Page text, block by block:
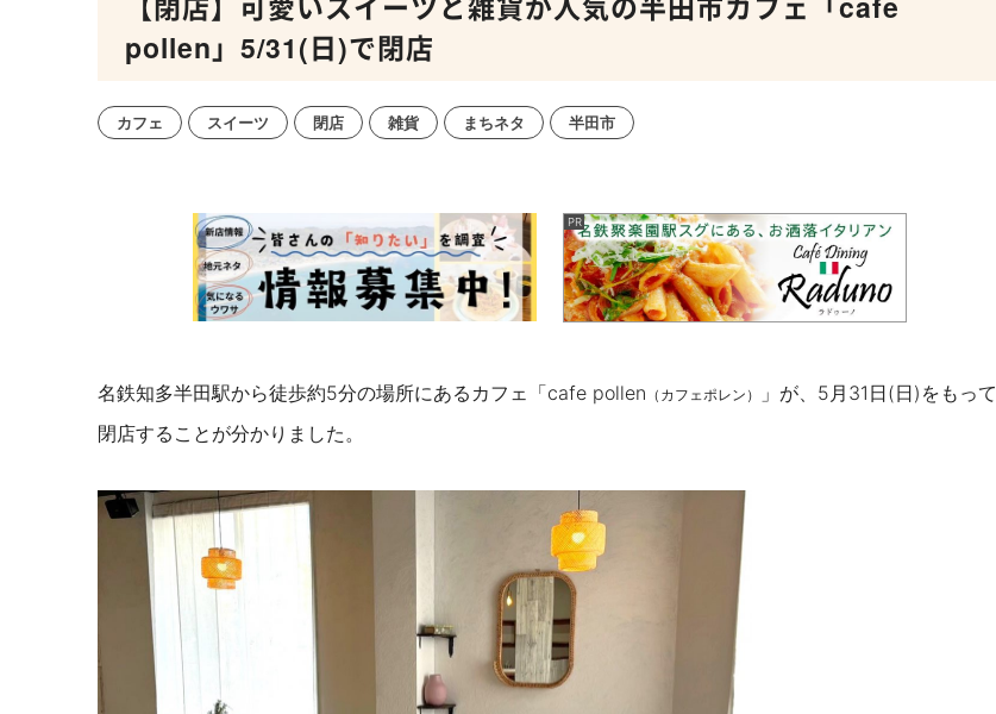
pollen」5/31(日)で閉店
カフェ スイーツ 閉店 雑貨 まちネタ 半田市
名鉄知多半田駅から徒歩約5分の場所にあるカフェ「cafe pollen （カフェポレン）
」が、5月31日(日)をもって
閉店することが分かりました。